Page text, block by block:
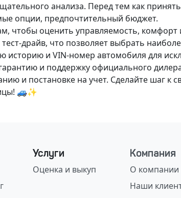
анализа. Перед тем как принять
опции, предпочтительный бюджет.
чтобы оценить управляемость, комфорт
драйв, что позволяет выбрать
историю и VIN-номер автомобиля для
и поддержку официального
и постановке на учет. Сделайте шаг к
🚙✨
Услуги
Оценка и выкуп
Компания
О компании
Наши